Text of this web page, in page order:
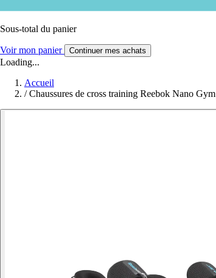
Sous-total du panier
Voir mon panier Continuer mes achats
Loading...
Accueil
/ Chaussures de cross training Reebok Nano Gym